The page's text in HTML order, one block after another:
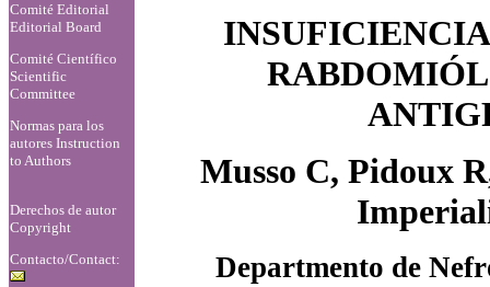
Comité Editorial
Editorial Board
Comité Científico
Scientific
Committee
Normas para los
autores Instruction
to Authors
Derechos de autor
Copyright
Contacto/Contact:
Musso C, Pidoux
Departmento de